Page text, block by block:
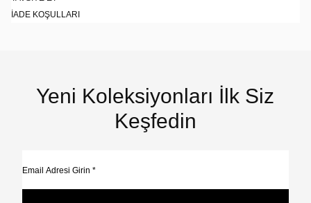
İADE KOŞULLARI
Yeni Koleksiyonları İlk Siz
Keşfedin